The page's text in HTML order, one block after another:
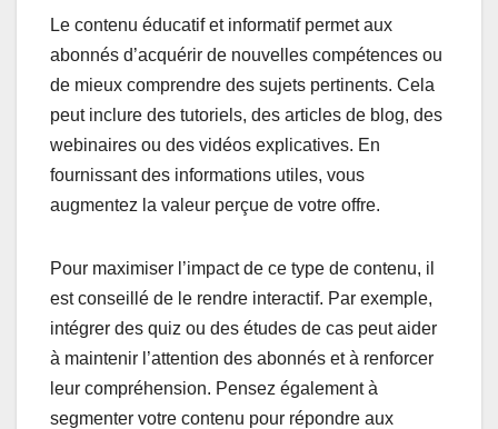
Le contenu éducatif et informatif permet aux
abonnés d’acquérir de nouvelles compétences ou
de mieux comprendre des sujets pertinents. Cela
peut inclure des tutoriels, des articles de blog, des
webinaires ou des vidéos explicatives. En
fournissant des informations utiles, vous
augmentez la valeur perçue de votre offre.
Pour maximiser l’impact de ce type de contenu, il
est conseillé de le rendre interactif. Par exemple,
intégrer des quiz ou des études de cas peut aider
à maintenir l’attention des abonnés et à renforcer
leur compréhension. Pensez également à
segmenter votre contenu pour répondre aux